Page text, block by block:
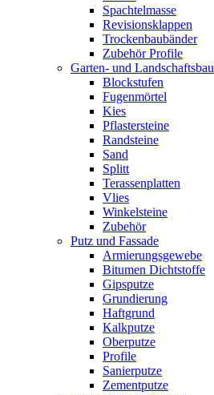
Spachtelmasse
Revisionsklappen
Trockenbaubänder
Zubehör Profile
Garten- und Landschaftsbau
Blockstufen
Fugenmörtel
Kies
Pflastersteine
Randsteine
Sand
Splitt
Terassenplatten
Vlies
Winkelsteine
Zubehör
Putz und Fassade
Armierungsgewebe
Bitumen Dichtstoffe
Gipsputze
Grundierung
Haftgrund
Kalkputze
Oberputze
Profile
Sanierputze
Zementputze